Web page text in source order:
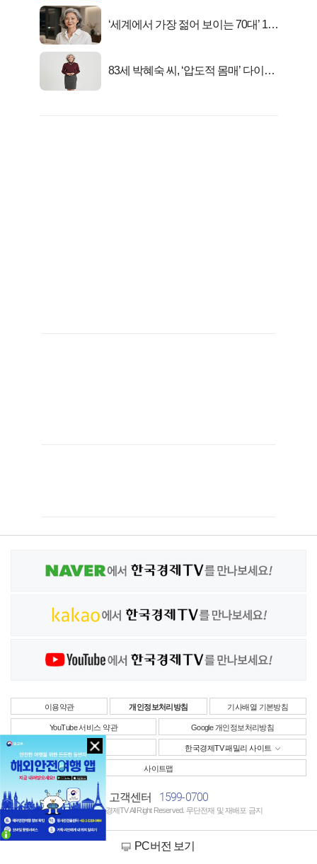
‘세계에서 가장 젊어 보이는 70대’ 1위
83세 박혜숙 씨, ‘압도적 몸매’ 다이어
이용약관 개인정보처리방침 기사배열 기본방침
YouTube 서비스 약관 Google 개인정보처리방침
사업자정보 한국경제TV 패밀리 사이트
사이트맵
고객센터 1599-0700
Copyright © 한국경제TV All Right Reserved. 무단전재 및 재배포 금지
PC버전 보기